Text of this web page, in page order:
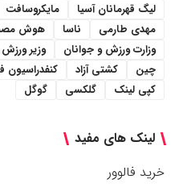
لیگ قهرمانان آسیا
مایکروسافت
مهدی طارمی
ناسا هوش
وزارت ورزش و جوانان
وزیر
چین
کشتی آزاد کنفدراسیون
کپی لینک
گلکسی گوگل
لینک های مفید
خرید فالوور